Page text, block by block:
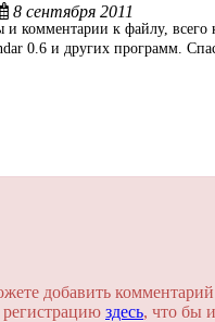
8 сентября 2011
комментарии к файлу,
0.6 и других программ.
добавить комментарий
здесь, что бы